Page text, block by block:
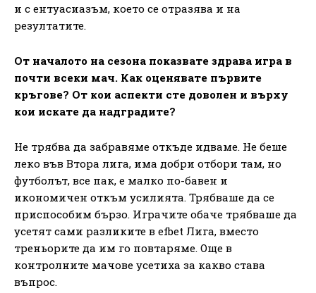
и с ентуасиазъм, което се отразява и на
резултатите.
От началото на сезона показвате здрава игра в
почти всеки мач. Как оценявате първите
кръгове? От кои аспекти сте доволен и върху
кои искате да надградите?
Не трябва да забравяме откъде идваме. Не беше
леко във Втора лига, има добри отбори там, но
футболът, все пак, е малко по-бавен и
икономичен откъм усилията. Трябваше да се
приспособим бързо. Играчите обаче трябваше да
усетят сами разликите в efbet Лига, вместо
треньорите да им го повтаряме. Още в
контролните мачове усетиха за какво става
въпрос.